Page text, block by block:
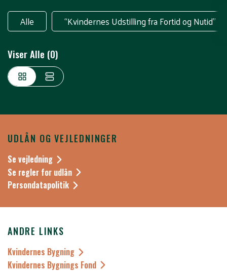
Alle “Kvindernes Udstilling fra Fortid og Nutid”
Viser Alle (0)
UDLÅN OG VEJLEDNINGER
Se vejledning
Se regler for udlån
Persondatapolitik
ANDRE LINKS
Kvindernes Bygning
Kvindernes Bygnings Fond